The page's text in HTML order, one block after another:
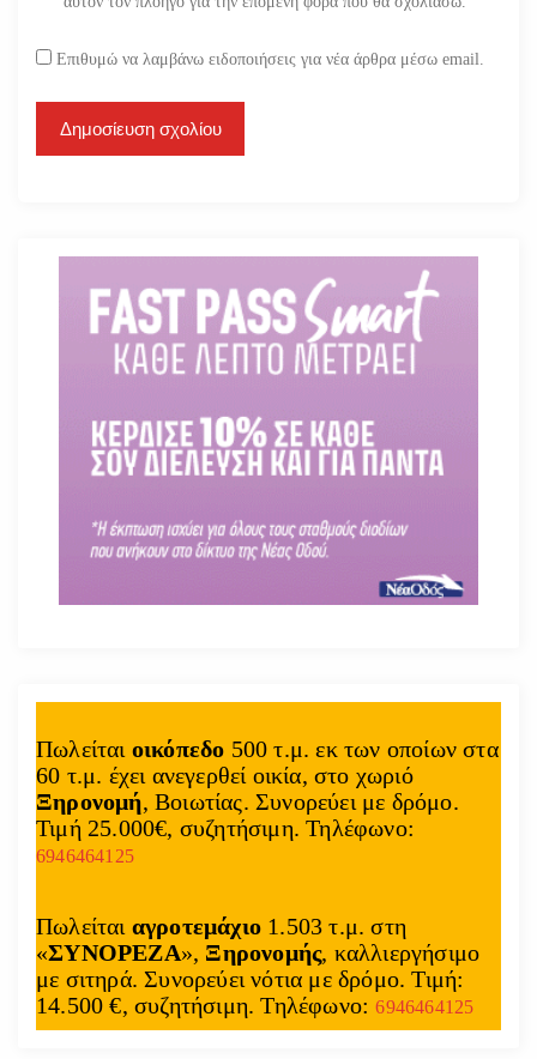
Επιθυμώ να λαμβάνω ειδοποιήσεις για νέα άρθρα μέσω email.
Πωλείται οικόπεδο 500 τ.μ. εκ των οποίων στα
60 τ.μ. έχει ανεγερθεί οικία, στο χωριό
Ξηρονομή, Βοιωτίας. Συνορεύει με δρόμο.
Τιμή 25.000€, συζητήσιμη. Τηλέφωνο:
6946464125
Πωλείται αγροτεμάχιο 1.503 τ.μ. στη
«ΣΥΝΟΡΕΖΑ», Ξηρονομής, καλλιεργήσιμο
με σιτηρά. Συνορεύει νότια με δρόμο. Τιμή:
14.500 €, συζητήσιμη. Τηλέφωνο:6946464125